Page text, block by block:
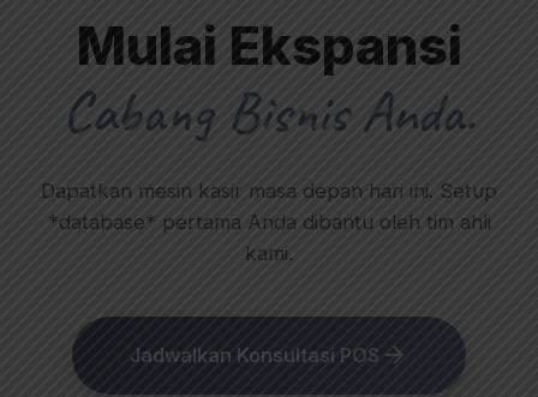
Mulai Ekspansi
Cabang Bisnis Anda.
Dapatkan mesin kasir masa depan hari ini. Setup
*database* pertama Anda dibantu oleh tim ahli
kami.
Jadwalkan Konsultasi POS